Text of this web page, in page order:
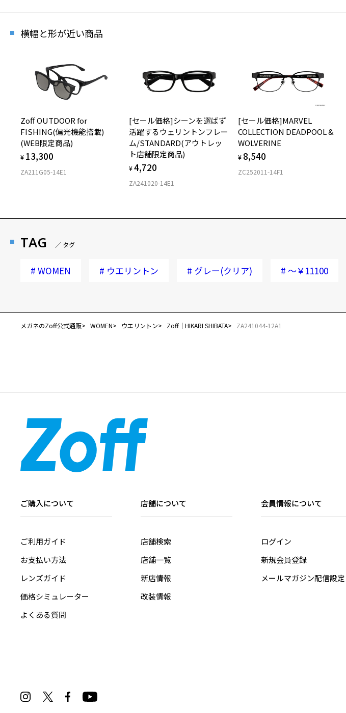
横幅と形が近い商品
Zoff OUTDOOR for
FISHING(偏光機能搭載)
(WEB限定商品)
¥ 13,300
ZA211G05-14E1
[セール価格]シーンを選ばず
活躍するウェリントンフレー
ム/STANDARD(アウトレッ
ト店舗限定商品)
¥4,720
ZA241020-14E1
[セール価格]MARVEL
COLLECTION DEADPOOL &
WOLVERINE
¥ 8,540
ZC252011-14F1
TAG ／ タグ
# WOMEN # ウエリントン # グレー(クリア) # ～￥11100
メガネのZoff公式通販 WOMEN ウエリントン Zoff｜HIKARI SHIBATA ZA241044-12A1
ご購入について
ご利用ガイド
お支払い方法
レンズガイド
価格シミュレーター
よくある質問
店舗について
店舗検索
店舗一覧
新店情報
改装情報
会員情報について
ログイン
新規会員登録
メールマガジン配信設定